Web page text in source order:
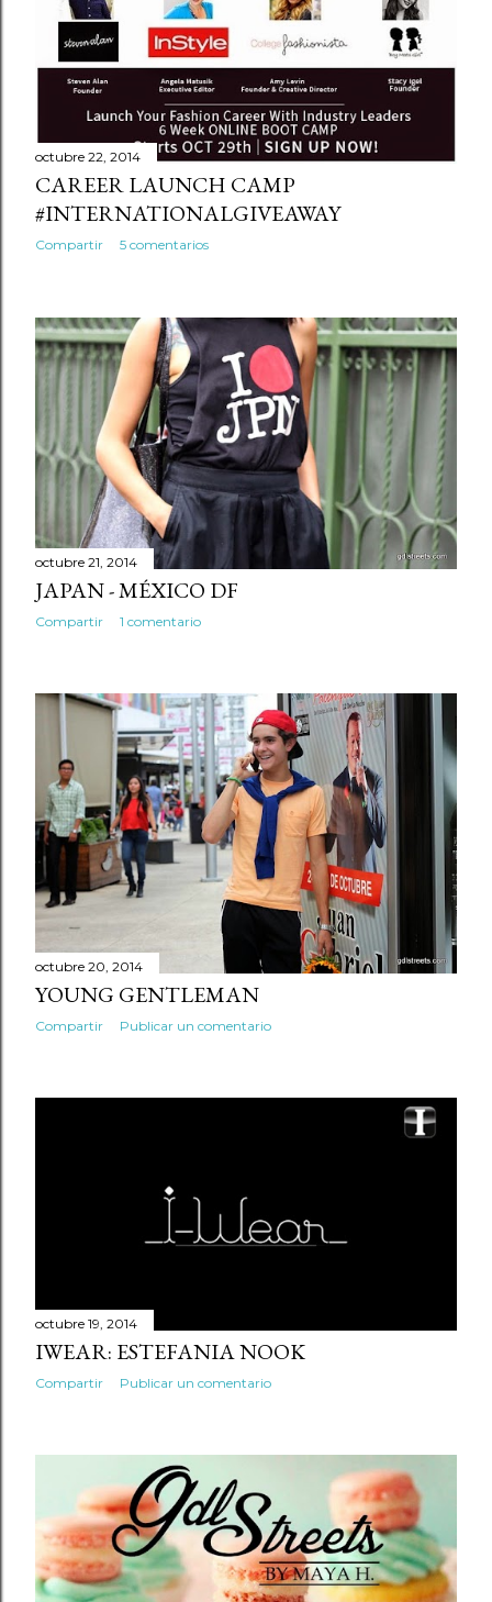
octubre 22, 2014
CAREER LAUNCH CAMP
#INTERNATIONALGIVEAWAY
Compartir 5 comentarios
octubre 21, 2014
JAPAN - MÉXICO DF
Compartir 1 comentario
octubre 20, 2014
YOUNG GENTLEMAN
Compartir Publicar un comentario
octubre 19, 2014
IWEAR: ESTEFANIA NOOK
Compartir Publicar un comentario